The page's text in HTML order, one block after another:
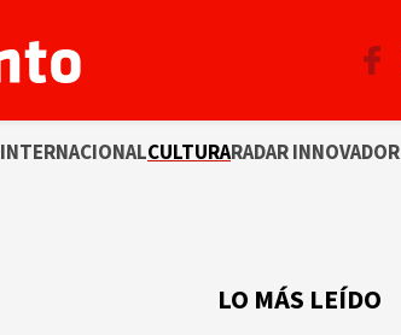
INTERNACIONALCULTURARADAR INNOVADOR
LO MÁS LEÍDO